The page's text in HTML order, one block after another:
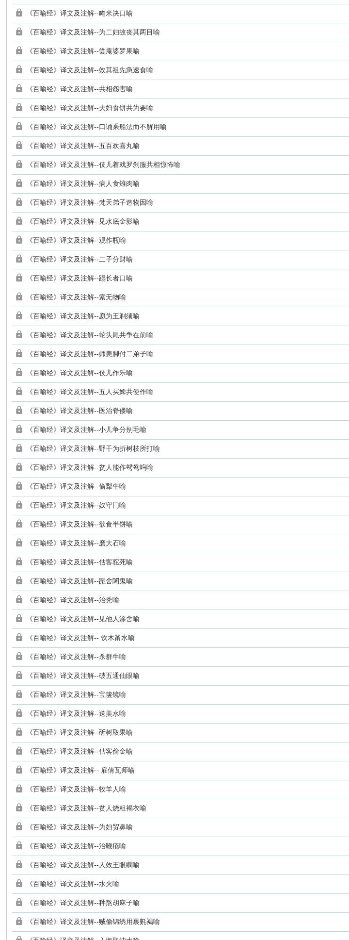
《百喻经》译文及注解--唵米决口喻
《百喻经》译文及注解--为二妇故丧其两目喻
《百喻经》译文及注解--尝庵婆罗果喻
《百喻经》译文及注解--效其祖先急速食喻
《百喻经》译文及注解--共相怨害喻
《百喻经》译文及注解--夫妇食饼共为要喻
《百喻经》译文及注解--口诵乘船法而不解用喻
《百喻经》译文及注解--五百欢喜丸喻
《百喻经》译文及注解--伎儿着戏罗刹服共相惊怖喻
《百喻经》译文及注解--病人食雉肉喻
《百喻经》译文及注解--梵天弟子造物因喻
《百喻经》译文及注解--见水底金影喻
《百喻经》译文及注解--观作瓶喻
《百喻经》译文及注解--二子分财喻
《百喻经》译文及注解--蹋长者口喻
《百喻经》译文及注解--索无物喻
《百喻经》译文及注解--愿为王剃须喻
《百喻经》译文及注解--蛇头尾共争在前喻
《百喻经》译文及注解--师患脚付二弟子喻
《百喻经》译文及注解--伎儿作乐喻
《百喻经》译文及注解--五人买婢共使作喻
《百喻经》译文及注解--医治脊偻喻
《百喻经》译文及注解--小儿争分别毛喻
《百喻经》译文及注解--野干为折树枝所打喻
《百喻经》译文及注解--贫人能作鸳鸯呜喻
《百喻经》译文及注解--偷犁牛喻
《百喻经》译文及注解--奴守门喻
《百喻经》译文及注解--欲食半饼喻
《百喻经》译文及注解--磨大石喻
《百喻经》译文及注解--估客驼死喻
《百喻经》译文及注解--毘舍闍鬼喻
《百喻经》译文及注解--治秃喻
《百喻经》译文及注解--见他人涂舍喻
《百喻经》译文及注解-- 饮木筩水喻
《百喻经》译文及注解--杀群牛喻
《百喻经》译文及注解--破五通仙眼喻
《百喻经》译文及注解--宝箧镜喻
《百喻经》译文及注解--送美水喻
《百喻经》译文及注解--斫树取果喻
《百喻经》译文及注解--估客偷金喻
《百喻经》译文及注解-- 雇倩瓦师喻
《百喻经》译文及注解--牧羊人喻
《百喻经》译文及注解--贫人烧粗褐衣喻
《百喻经》译文及注解--为妇贸鼻喻
《百喻经》译文及注解--治鞭疮喻
《百喻经》译文及注解--人效王眼瞤喻
《百喻经》译文及注解--水火喻
《百喻经》译文及注解--种熬胡麻子喻
《百喻经》译文及注解--贼偷锦绣用裹氀褐喻